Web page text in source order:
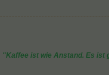
"Kaffee ist wie Anstand. Es ist